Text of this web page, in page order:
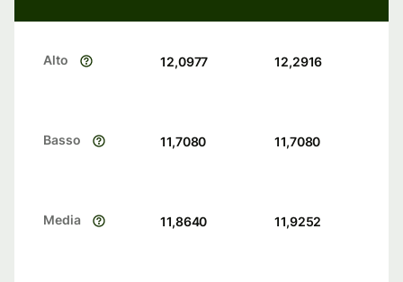
Alto 12,0977 12,2916
Basso 11,7080 11,7080
Media 11,8640 11,9252